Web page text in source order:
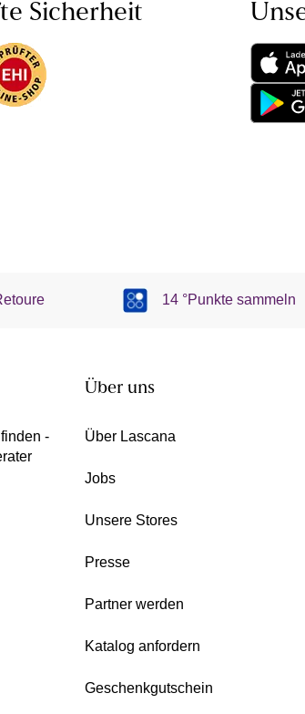
Sicherheit
14 °Punkte sammeln
-
Über uns
Über Lascana
Jobs
Unsere Stores
Presse
Partner werden
Katalog anfordern
Geschenkgutschein